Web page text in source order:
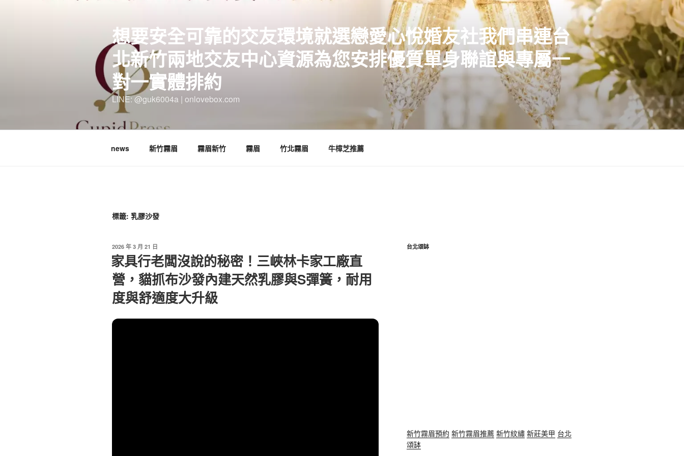
想要安全可靠的交友環境就選戀愛心悅婚友社我們串連台
北新竹兩地交友中心資源為您安排優質單身聯誼與專屬一
對一實體排約
LINE: @guk6004a | onlovebox.com
news 新竹霧眉 霧眉新竹 霧眉 竹北霧眉 牛樟芝推薦
標籤: 乳膠沙發
發
佈
於
2026 年 3 月 21 日
家具行老闆沒說的秘密！三峽林卡家工廠直
營，貓抓布沙發內建天然乳膠與S彈簧，耐用
度與舒適度大升級
台北頌缽
新竹霧眉預約 新竹霧眉推薦 新竹紋繡 新莊美甲 台北
頌缽